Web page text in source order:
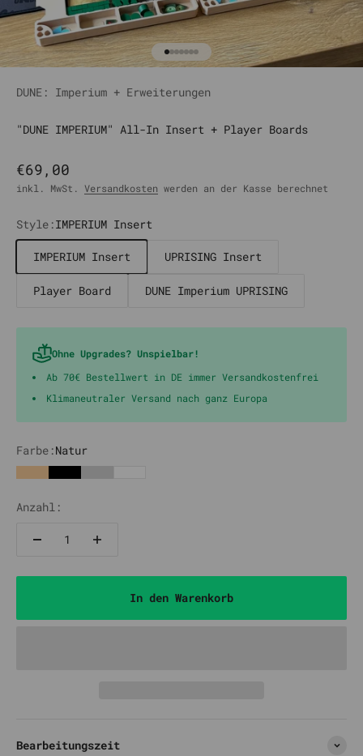
Gehe zu Element 1
Gehe zu Element 2
Gehe zu Element 3
Gehe zu Element 4
Gehe zu Element 5
Gehe zu Element 6
Gehe zu Element 7
DUNE: Imperium + Erweiterungen
"DUNE IMPERIUM" All-In Insert + Player Boards
Angebot
€69,00
inkl. MwSt. Versandkosten werden an der Kasse berechnet
Style:IMPERIUM Insert
IMPERIUM Insert UPRISING Insert
Player Board DUNE Imperium UPRISING
Ohne Upgrades? Unspielbar!
Ab 70€ Bestellwert in DE immer Versandkostenfrei
Klimaneutraler Versand nach ganz Europa
Farbe:Natur
NaturSchwarz
Anzahl:
In den Warenkorb
Bearbeitungszeit